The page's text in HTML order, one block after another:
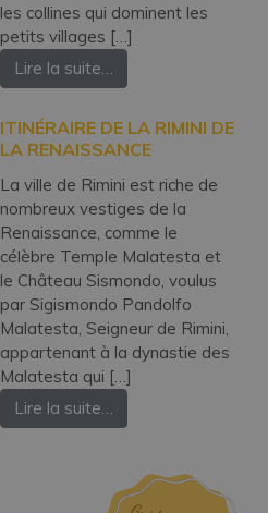
les collines qui dominent les
petits villages […]
Lire la suite…
ITINÉRAIRE DE LA RIMINI DE
LA RENAISSANCE
La ville de Rimini est riche de
nombreux vestiges de la
Renaissance, comme le
célèbre Temple Malatesta et
le Château Sismondo, voulus
par Sigismondo Pandolfo
Malatesta, Seigneur de Rimini,
appartenant à la dynastie des
Malatesta qui […]
Lire la suite…